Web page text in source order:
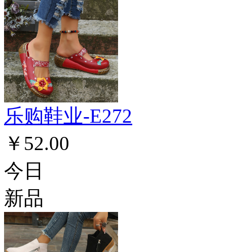
乐购鞋业-E272
￥52.00
今日
新品